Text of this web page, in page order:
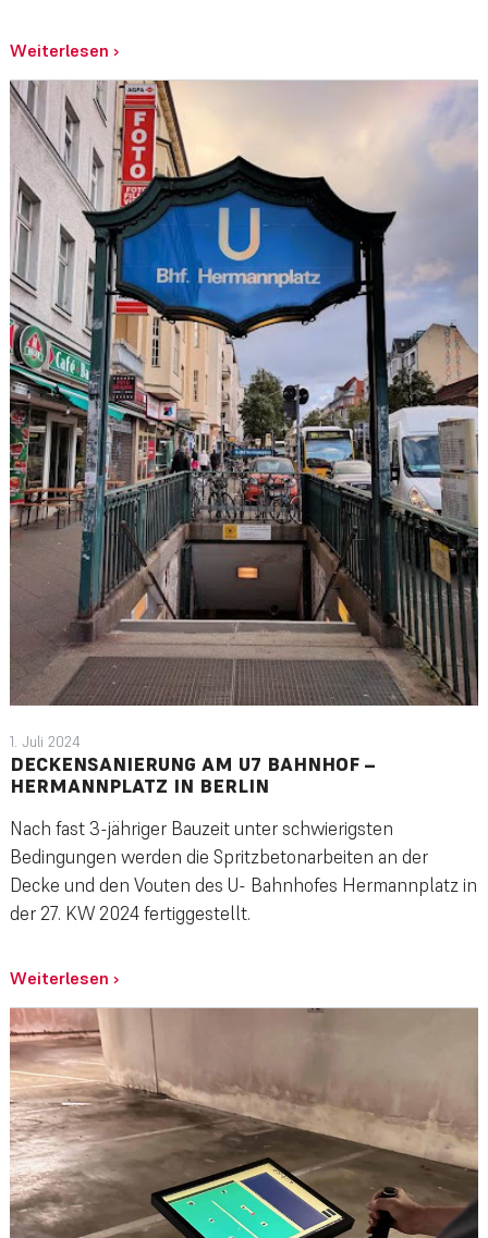
Weiterlesen ›
1. Juli 2024
DECKENSANIERUNG AM U7 BAHNHOF –
HERMANNPLATZ IN BERLIN
Nach fast 3-jähriger Bauzeit unter schwierigsten
Bedingungen werden die Spritzbetonarbeiten an der
Decke und den Vouten des U- Bahnhofes Hermannplatz in
der 27. KW 2024 fertiggestellt.
Weiterlesen ›